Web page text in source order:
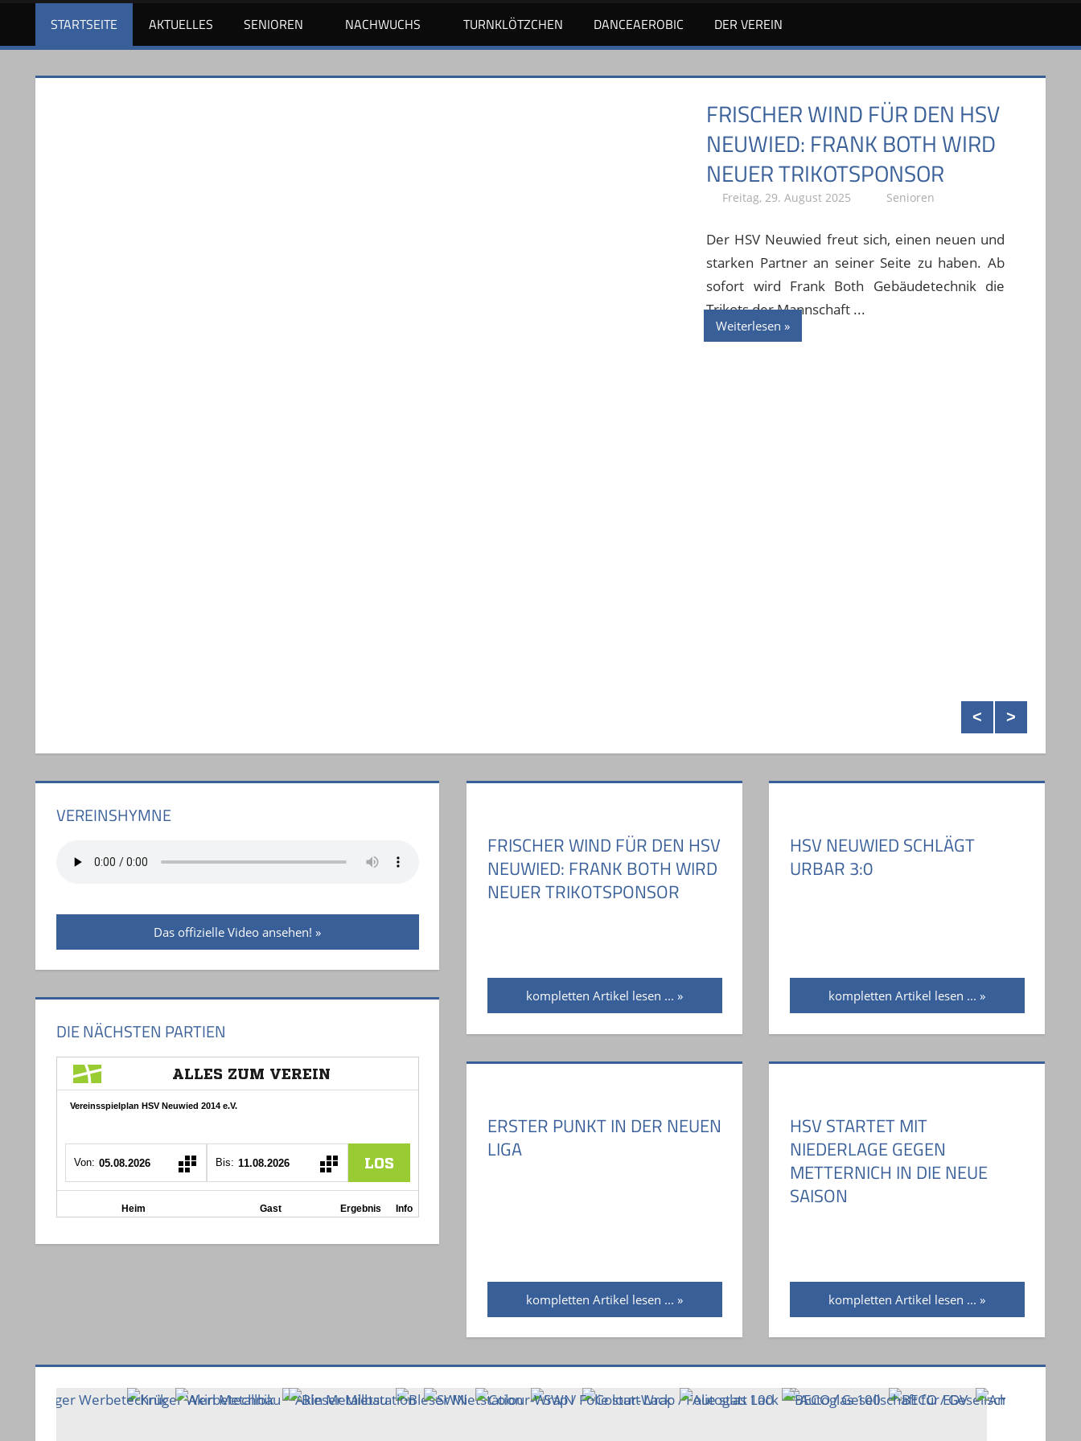
STARTSEITE AKTUELLES SENIOREN NACHWUCHS TURNKLÖTZCHEN DANCEAEROBIC DER VEREIN
HSV NEUWIED SCHLÄGT
URBAR 3:0
Montag, 25. August 2025 Spielberichte I.
Der HSV Neuwied hat am vergangenen
Freitagabend sein Heimspiel vor 110
Zuschauern mit 3:0 für sich entschieden.
Gegen den Aufsteiger FC Urbar zeigte der HSV
Weiterlesen
FRISCHER WIND FÜR DEN HSV
NEUWIED: FRANK BOTH WIRD
NEUER TRIKOTSPONSOR
kompletten Artikel lesen ...
HSV NEUWIED SCHLÄGT
URBAR 3:0
kompletten Artikel lesen ...
ERSTER PUNKT IN DER NEUEN
LIGA
kompletten Artikel lesen ...
HSV STARTET MIT
NIEDERLAGE GEGEN
METTERNICH IN DIE NEUE
SAISON
kompletten Artikel lesen ...
VEREINSHYMNE
Das offizielle Video ansehen!
DIE NÄCHSTEN PARTIEN